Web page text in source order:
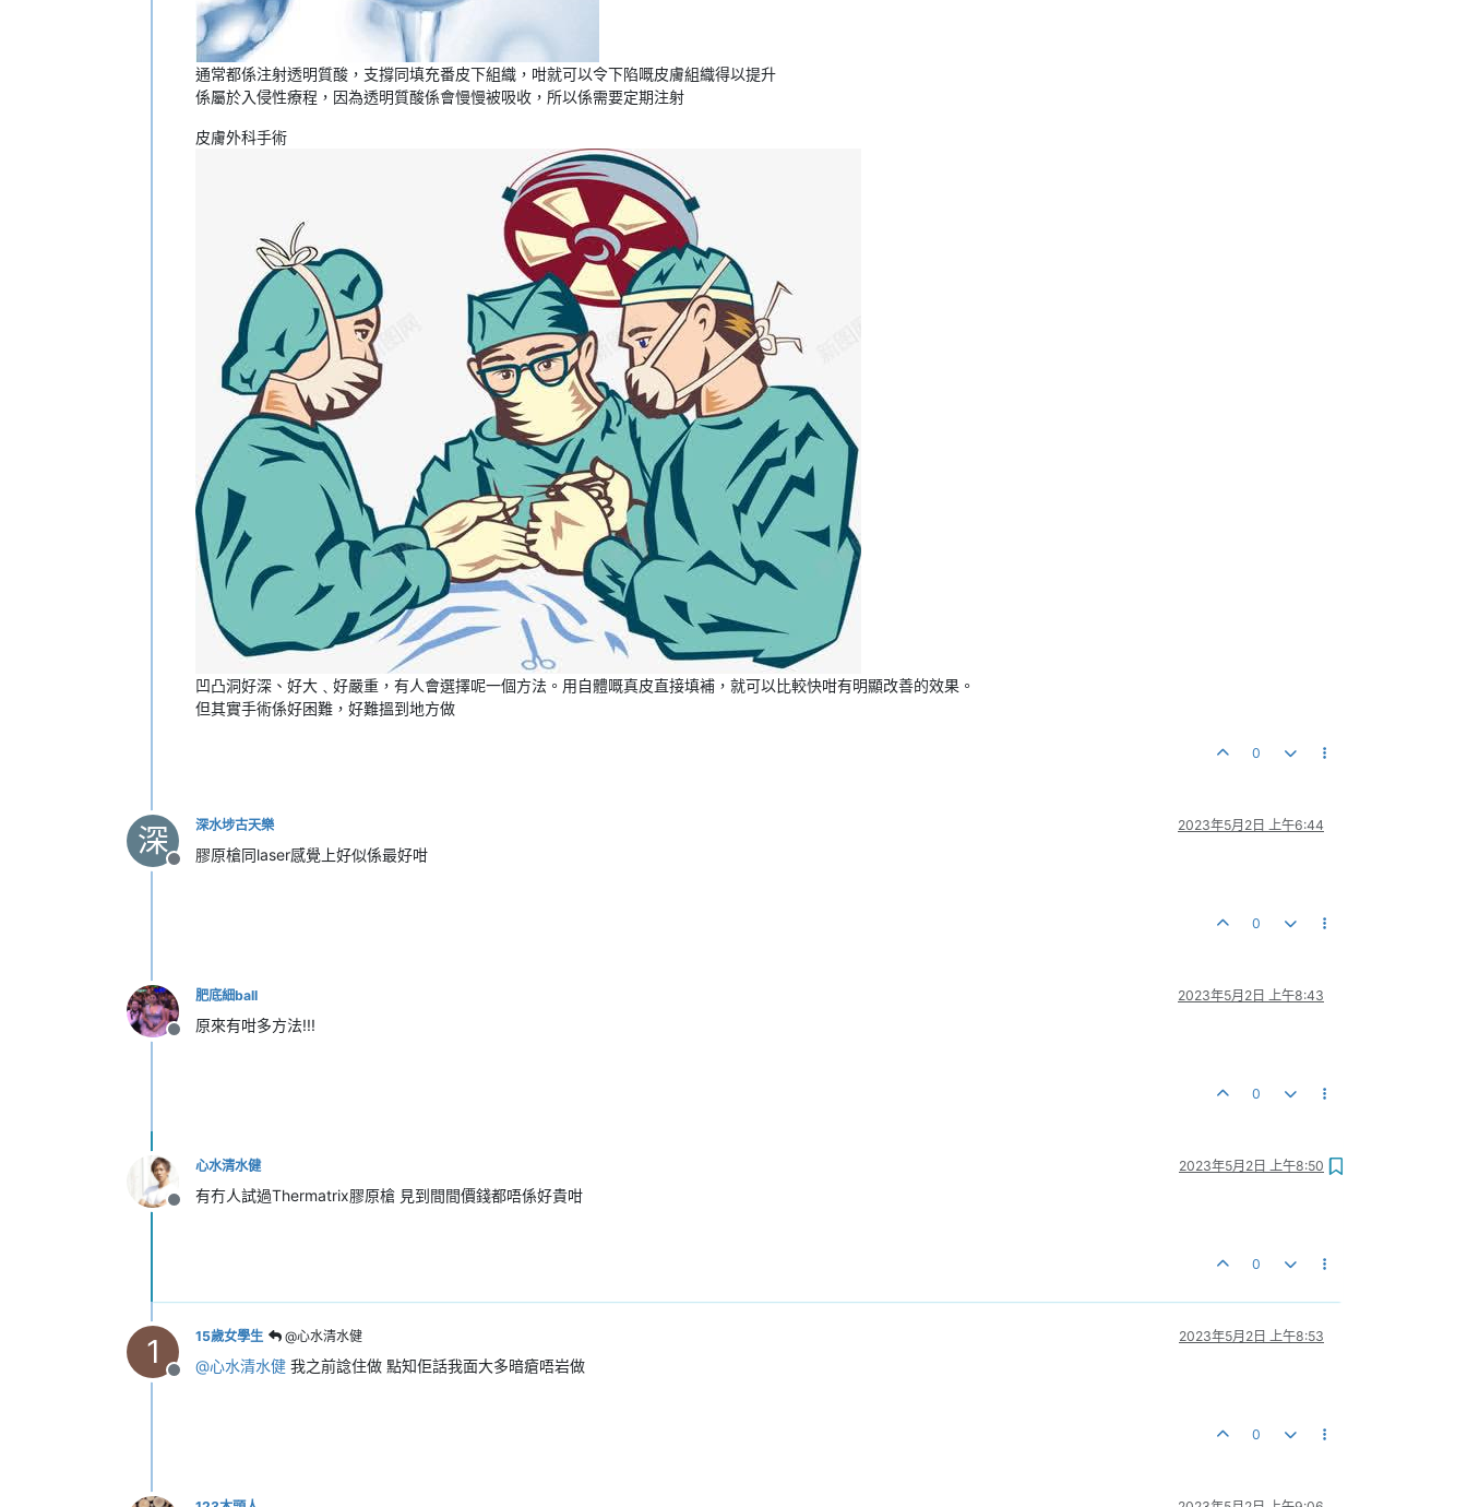
通常都係注射透明質酸，支撐同填充番皮下組織，咁就可以令下陷嘅皮膚組織得以提升
係屬於入侵性療程，因為透明質酸係會慢慢被吸收，所以係需要定期注射
皮膚外科手術
凹凸洞好深、好大﹑好嚴重，有人會選擇呢一個方法。用自體嘅真皮直接填補，就可以比較快咁有明顯改善的效果。
但其實手術係好困難，好難搵到地方做
0
深
離線
深水埗古天樂 2023年5月2日 上午6:44
膠原槍同laser感覺上好似係最好咁
0
離線
肥底細ball 2023年5月2日 上午8:43
原來有咁多方法!!!
0
離線
心水清水健 2023年5月2日 上午8:50
有冇人試過Thermatrix膠原槍 見到間間價錢都唔係好貴咁
0
1
離線
15歲女學生 @心水清水健 2023年5月2日 上午8:53
@心水清水健 我之前諗住做 點知佢話我面大多暗瘡唔岩做
0